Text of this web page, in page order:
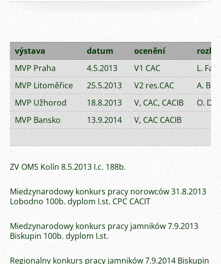
výstava datum ocenění
MVP Praha
4.5.2013 V1 CAC
L.
MVP Litoměřice
25.5.2013 V2 res.CAC
A.
MVP Užhorod
18.8.2013 V, CAC, CACIB
O.
MVP Bansko
13.9.2014 V, CAC CACIB
ZV OMS Kolín 8.5.2013 I.c. 188b.
Miedzynarodowy konkurs pracy norowców 31.8.2013
Lobodno 100b. dyplom I.st. CPC CACIT
Miedzynarodowy konkurs pracy jamników 7.9.2013
Biskupin 100b. dyplom I.st.
Regionalny konkurs pracy jamników 7.9.2014 Biskupin